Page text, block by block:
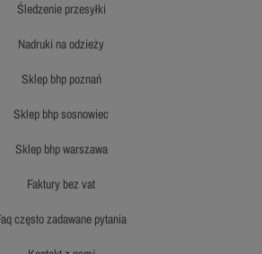
śledzenie przesyłki
nadruki na odzieży
sklep bhp poznań
sklep bhp sosnowiec
sklep bhp warszawa
faktury bez vat
faq często zadawane pytania